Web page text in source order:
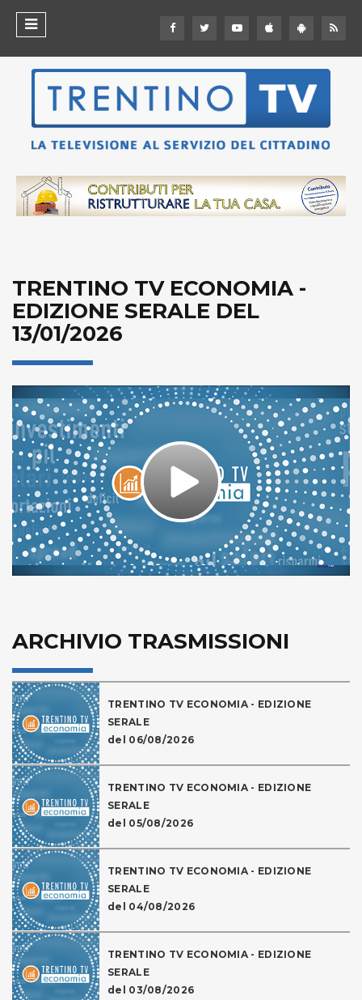
TRENTINO TV ECONOMIA -
EDIZIONE SERALE DEL
13/01/2026
Play
Video
ARCHIVIO TRASMISSIONI
TRENTINO TV ECONOMIA - EDIZIONE
SERALE
del 06/08/2026
TRENTINO TV ECONOMIA - EDIZIONE
SERALE
del 05/08/2026
TRENTINO TV ECONOMIA - EDIZIONE
SERALE
del 04/08/2026
TRENTINO TV ECONOMIA - EDIZIONE
SERALE
del 03/08/2026